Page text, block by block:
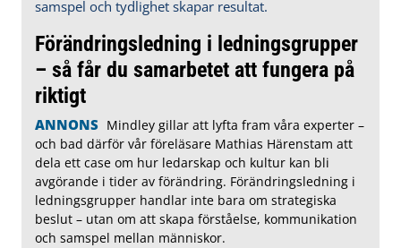
Förändringsledning i ledningsgrupper
– så får du samarbetet att fungera på
riktigt
ANNONS Mindley gillar att lyfta fram våra experter –
och bad därför vår föreläsare Mathias Härenstam att
dela ett case om hur ledarskap och kultur kan bli
avgörande i tider av förändring. Förändringsledning i
ledningsgrupper handlar inte bara om strategiska
beslut – utan om att skapa förståelse, kommunikation
och samspel mellan människor.